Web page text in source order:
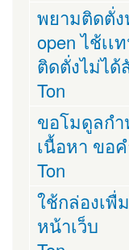
พยามติดตั่ง
open ไช้เเ
ติดตั่งไม่ได้
Ton
ขอโมดูลกำ
เนื้อหา ขอ
Ton
ใช้กล่องเพื่
หน้าเว็บ